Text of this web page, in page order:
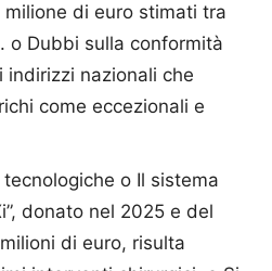
di euro stimati tra
o Dubbi sulla conformità
indirizzi nazionali che
come eccezionali e
o Il sistema
donato nel 2025 e del
di euro, risulta